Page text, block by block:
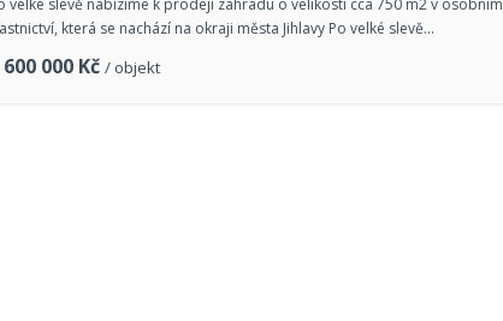
velké slevě nabízíme k prodeji zahradu o velikosti cca 750 m2 v osobním
která se nachází na okraji města Jihlavy Po velké slevě…
600 000 Kč / objekt